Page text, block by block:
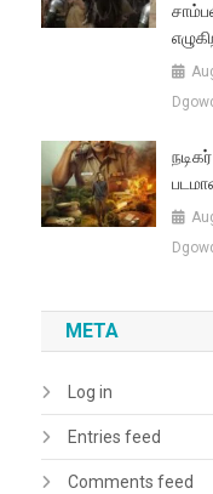
META
Log in
Entries feed
Comments feed